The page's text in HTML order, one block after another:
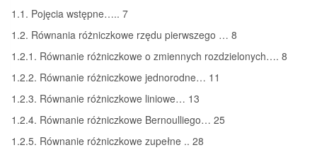
1.1. Pojęcia wstępne….. 7
1.2. Równania różniczkowe rzędu pierwszego … 8
1.2.1. Równanie różniczkowe o zmiennych rozdzielonych…. 8
1.2.2. Równanie różniczkowe jednorodne… 11
1.2.3. Równanie różniczkowe liniowe… 13
1.2.4. Równanie różniczkowe Bernoulliego… 25
1.2.5. Równanie różniczkowe zupełne .. 28